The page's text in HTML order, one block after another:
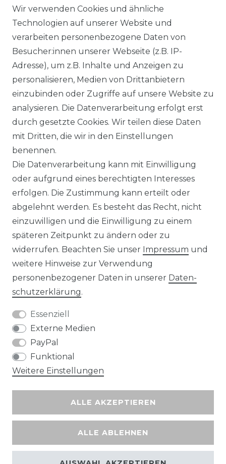
AGB
DATENSCHUTZERKLÄRUNG
WIDERRUFSRECHT
IMPRESSUM
KONTAKT
Unsere Zahlungsmöglichkeiten
Wir versenden mit
Wir verwenden Cookies und ähnliche
Technologien auf unserer Website und
verarbeiten personenbezogene Daten von
Besucher:innen unserer Webseite (z.B. IP-
Adresse), um z.B. Inhalte und Anzeigen zu
personalisieren, Medien von Drittanbietern
einzubinden oder Zugriffe auf unsere Website zu
analysieren. Die Datenverarbeitung erfolgt erst
durch gesetzte Cookies. Wir teilen diese Daten
mit Dritten, die wir in den Einstellungen
benennen.
Die Datenverarbeitung kann mit Einwilligung
oder aufgrund eines berechtigten Interesses
erfolgen. Die Zustimmung kann erteilt oder
abgelehnt werden. Es besteht das Recht, nicht
einzuwilligen und die Einwilligung zu einem
späteren Zeitpunkt zu ändern oder zu
widerrufen. Beachten Sie unser Impressum und
weitere Hinweise zur Verwendung
personenbezogener Daten in unserer Daten­
schutz­erklärung.
Essenziell
Externe Medien
PayPal
Funktional
Weitere Einstellungen
ALLE AKZEPTIEREN
ALLE ABLEHNEN